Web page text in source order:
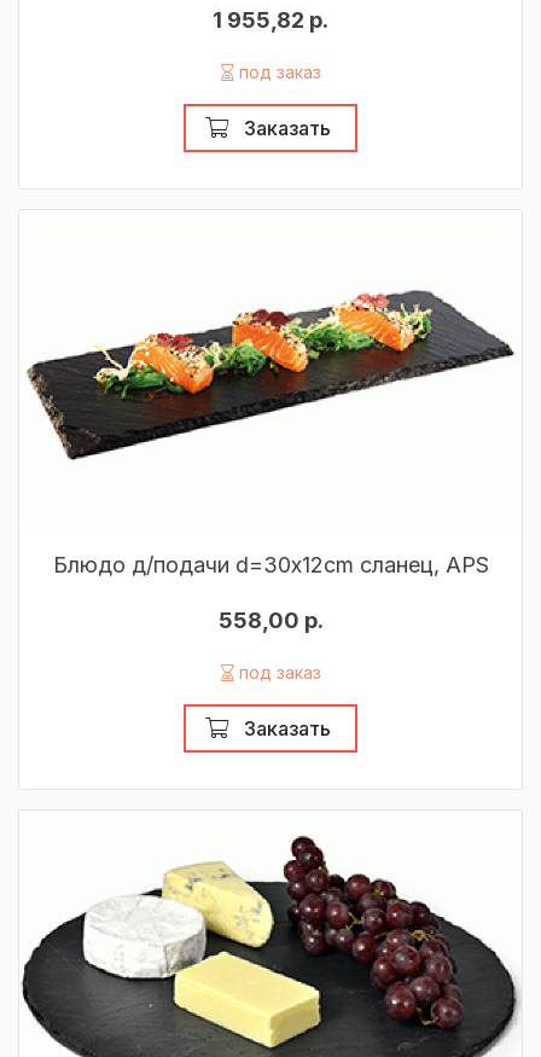
1 955,82 р.
под заказ
Заказать
Блюдо д/подачи d=30х12cm сланец, APS
558,00 р.
под заказ
Заказать